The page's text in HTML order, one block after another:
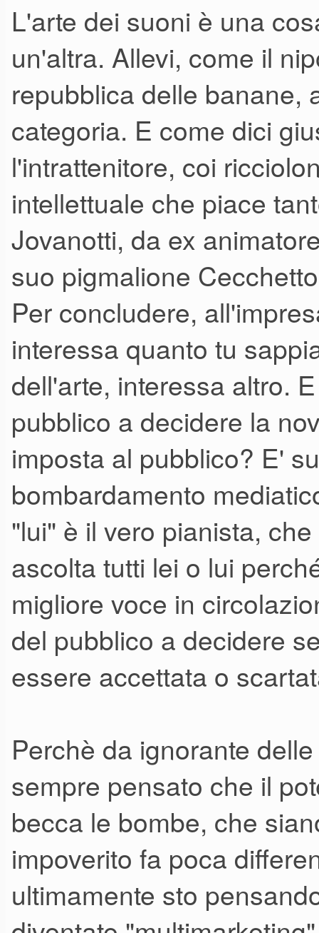
L'arte dei suoni è una
un'altra. Allevi, come il
repubblica delle banane,
categoria. E come dici
l'intrattenitore, coi
intellettuale che piace
Jovanotti, da ex
suo pigmalione
Per concludere,
interessa quanto tu
dell'arte, interessa altro.
pubblico a decidere la
imposta al pubblico? E'
bombardamento
"lui" è il vero pianista,
ascolta tutti lei o lui
migliore voce in
del pubblico a decidere
essere accettata o
Perchè da ignorante
sempre pensato che il
becca le bombe, che
impoverito fa poca
ultimamente sto